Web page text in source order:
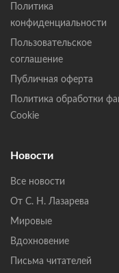
Политика
конфиденциальности
Пользовательское
соглашение
Публичная оферта
Политика обработки
Cookie
Новости
Все новости
От С. Н. Лазарева
Мировые
Вдохновение
Письма читателей